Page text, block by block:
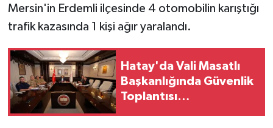
Mersin'in Erdemli ilçesinde 4 otomobilin karıştığı
trafik kazasında 1 kişi ağır yaralandı.
Hatay'da Vali Masatlı
Başkanlığında Güvenlik
Toplantısı